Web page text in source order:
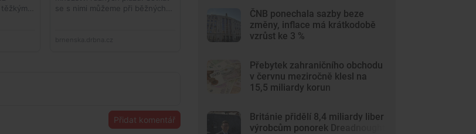
Přidat komentář
ČNB ponechala sazby beze
změny, inflace má krátkodobě
vzrůst ke 3 %
Přebytek zahraničního obchodu
v červnu meziročně klesl na
15,5 miliardy korun
Británie přidělí 8,4 miliardy liber
výrobcům ponorek Dreadnought